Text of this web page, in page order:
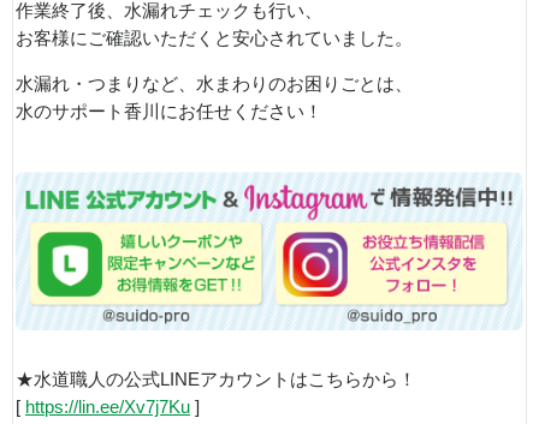
作業終了後、水漏れチェックも行い、
お客様にご確認いただくと安心されていました。
水漏れ・つまりなど、水まわりのお困りごとは、
水のサポート香川にお任せください！
★水道職人の公式LINEアカウントはこちらから！
[ https://lin.ee/Xv7j7Ku ]